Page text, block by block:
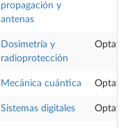
propagación y
antenas
Dosimetría y
radioprotección
Mecánica cuántica
Sistemas digitales